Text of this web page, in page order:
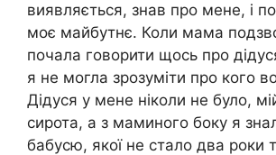
виявляється, знав про мене, і
моє майбутнє. Коли мама
почала говорити щось про
я не могла зрозуміти про кого
Дідуся у мене ніколи не було,
сирота, а з маминого боку я
бабусю, якої не стало два роки